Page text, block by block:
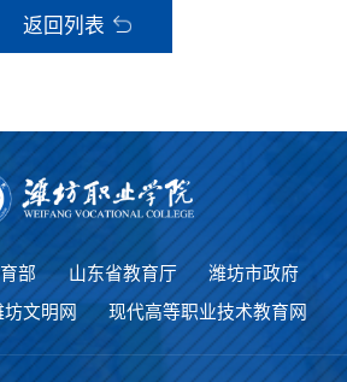
返回列表
部 山东省教育厅
潍坊市政府
坊文明网 现代高等职业技术教育网